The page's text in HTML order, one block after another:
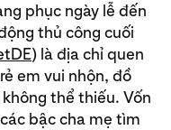
phục ngày lễ đến
thủ công cuối
) là địa chỉ quen
em vui nhộn, đồ
thể thiếu. Vốn
bậc cha mẹ tìm